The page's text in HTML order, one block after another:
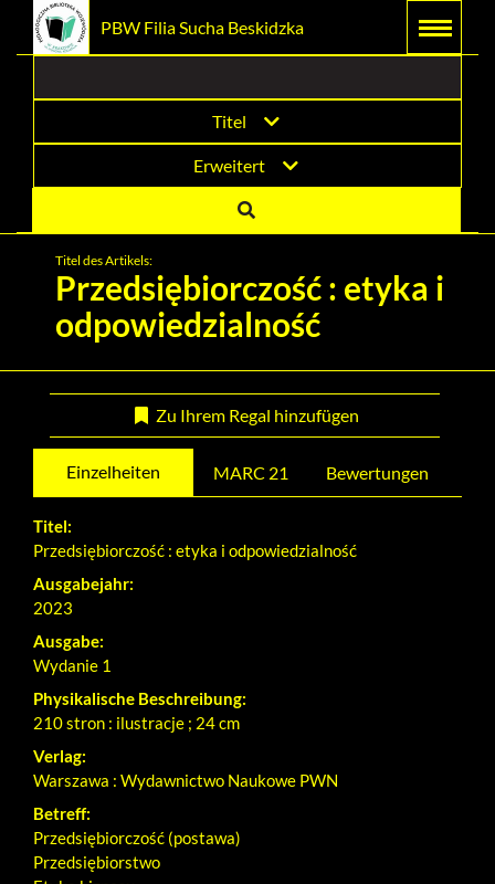
Hauptmenü
Suchmaschine
Hauptinhalt Prolib
Integro
-
PBW Filia Sucha Beskidzka
Menu
Titel
Erweitert
Titel des Artikels:
Przedsiębiorczość : etyka i
odpowiedzialność
Zu Ihrem Regal hinzufügen
Einzelheiten MARC 21 Bewertungen
Titel:
Przedsiębiorczość : etyka i odpowiedzialność
Ausgabejahr:
2023
Ausgabe:
Wydanie 1
Physikalische Beschreibung:
210 stron : ilustracje ; 24 cm
Verlag:
Warszawa : Wydawnictwo Naukowe PWN
Betreff:
Przedsiębiorczość (postawa)
Przedsiębiorstwo